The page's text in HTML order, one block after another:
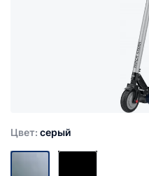
Цвет: серый